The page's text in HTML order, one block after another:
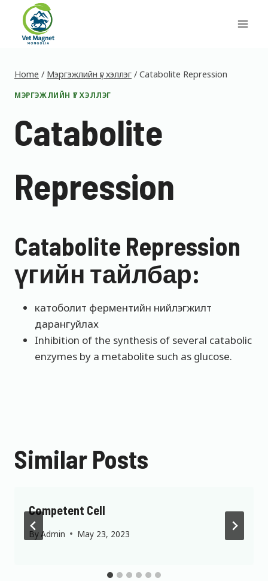
content
Home / Мэргэжлийн үг хэллэг / Catabolite Repression
МЭРГЭЖЛИЙН ҮГ ХЭЛЛЭГ
Catabolite
Repression
Catabolite Repression
үгийн тайлбар:
катоболит ферментийн нийлэгжилт
дарангуйлах
Inhibition of the synthesis of several catabolic
enzymes by a metabolite such as glucose.
Similar Posts
Competent Cell
ByAdmin May 23, 2023